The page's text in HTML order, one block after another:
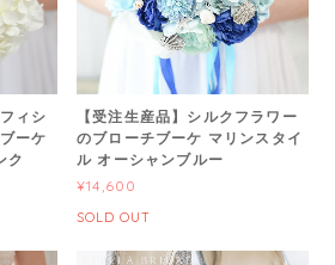
ィシ
ーケ
ク
【受注生産品】シルクフラワー
のブローチブーケ マリンスタイ
ル オーシャンブルー
¥14,600
SOLD OUT